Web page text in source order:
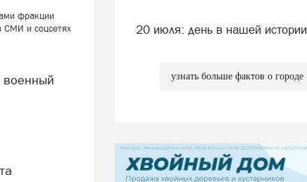
фракции
СМИ и соцсетях
20 июля: день в нашей истории
узнать больше фактов о городе